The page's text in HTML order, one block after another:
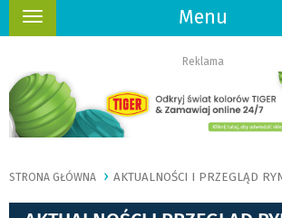
Menu
Rozwiń
Reklama
STRONA GŁÓWNA AKTUALNOŚCI I PRZEGLĄD